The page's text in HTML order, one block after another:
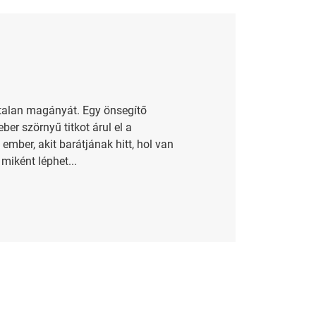
magányát. Egy önsegítő
szörnyű titkot árul el a
akit barátjának hitt, hol van
léphet...